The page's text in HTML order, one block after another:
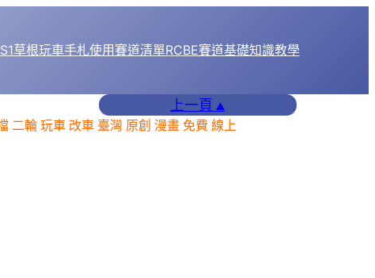
S1草根玩車手札使用賽道清單RCBE賽道基礎知識教學
上一頁▲